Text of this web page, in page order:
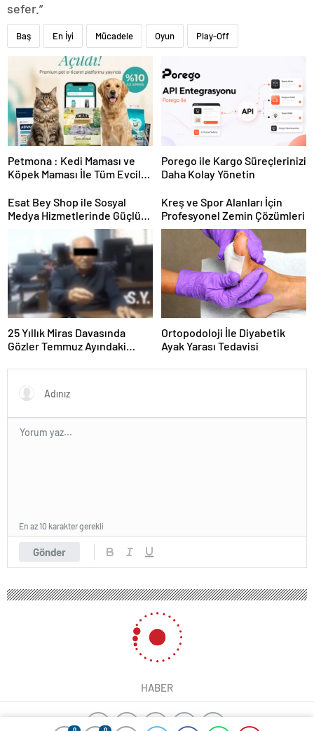
sefer.”
Baş En İyi Mücadele Oyun Play-Off
Petmona : Kedi Maması ve
Köpek Maması İle Tüm Evcil
Porego ile Kargo Süreçlerinizi
Daha Kolay Yönetin
Esat Bey Shop ile Sosyal
Medya Hizmetlerinde Güçlü
Kreş ve Spor Alanları İçin
Profesyonel Zemin Çözümleri
25 Yıllık Miras Davasında
Gözler Temmuz Ayındaki
Ortopodoloji İle Diyabetik
Ayak Yarası Tedavisi
Gönder
En az 10 karakter gerekli
HABER